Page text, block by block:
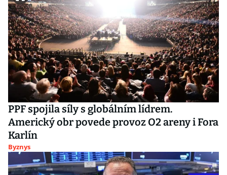
PPF spojila síly s globálním lídrem.
Americký obr povede provoz O2 areny i Fora
Karlín
Byznys